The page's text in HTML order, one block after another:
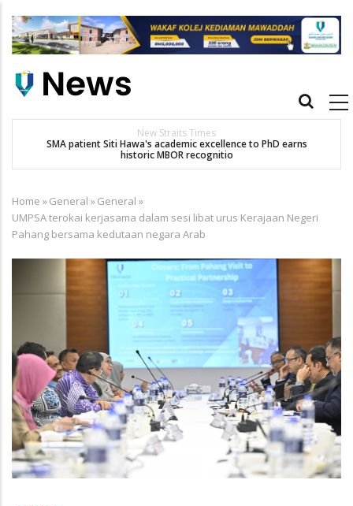
main
Main
New Straits Times
SMA patient Siti Hawa's academic excellence to PhD earns
historic MBOR recognitio
Breadcrumb
Home »General »General »
UMPSA terokai kerjasama dalam sesi libat urus Kerajaan Negeri
Pahang bersama kedutaan negara Arab